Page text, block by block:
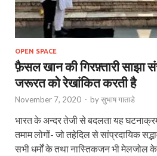
OPEN SPACE
फ़ैसल खान की गिरफ़्तारी साझा
जरूरत को रेखांकित करती है
November 7, 2020 - byसुभाष गाताडे
भारत के अन्दर तेजी से बदलता यह
तमाम लोगों- जो तहेदिल से सांप्रदायिक
सभी धर्मों के तथा नास्तिकजन भी मेलजोल